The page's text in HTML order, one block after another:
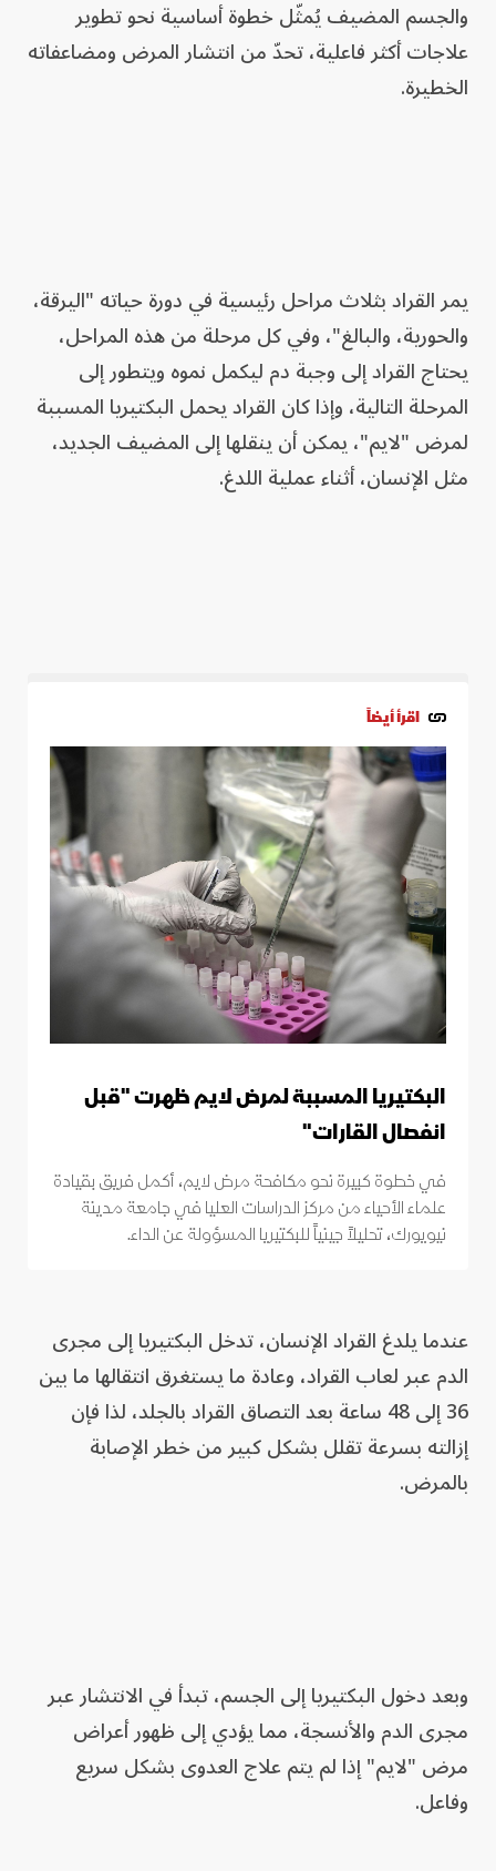
والجسم المضيف يُمثّل خطوة أساسية نحو تطوير
علاجات أكثر فاعلية، تحدّ من انتشار المرض ومضاعفاته
الخطيرة.
يمر القراد بثلاث مراحل رئيسية في دورة حياته "اليرقة،
والحورية، والبالغ"، وفي كل مرحلة من هذه المراحل،
يحتاج القراد إلى وجبة دم ليكمل نموه ويتطور إلى
المرحلة التالية، وإذا كان القراد يحمل البكتيريا المسببة
لمرض "لايم"، يمكن أن ينقلها إلى المضيف الجديد،
مثل الإنسان، أثناء عملية اللدغ.
اقرأ أيضاً
البكتيريا المسببة لمرض لايم ظهرت "قبل
انفصال القارات"
في خطوة كبيرة نحو مكافحة مرض لايم، أكمل فريق بقيادة
علماء الأحياء من مركز الدراسات العليا في جامعة مدينة
نيويورك، تحليلاً جينياً للبكتيريا المسؤولة عن الداء.
عندما يلدغ القراد الإنسان، تدخل البكتيريا إلى مجرى
الدم عبر لعاب القراد، وعادة ما يستغرق انتقالها ما بين
36 إلى 48 ساعة بعد التصاق القراد بالجلد، لذا فإن
إزالته بسرعة تقلل بشكل كبير من خطر الإصابة
بالمرض.
وبعد دخول البكتيريا إلى الجسم، تبدأ في الانتشار عبر
مجرى الدم والأنسجة، مما يؤدي إلى ظهور أعراض
مرض "لايم" إذا لم يتم علاج العدوى بشكل سريع
وفاعل.